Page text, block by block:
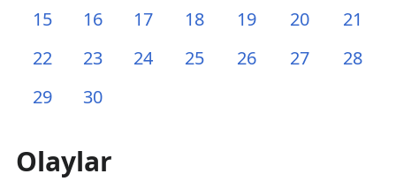
15
16 17 18 19 20
21
22
23 24 25 26 27
28
29
30
Olaylar